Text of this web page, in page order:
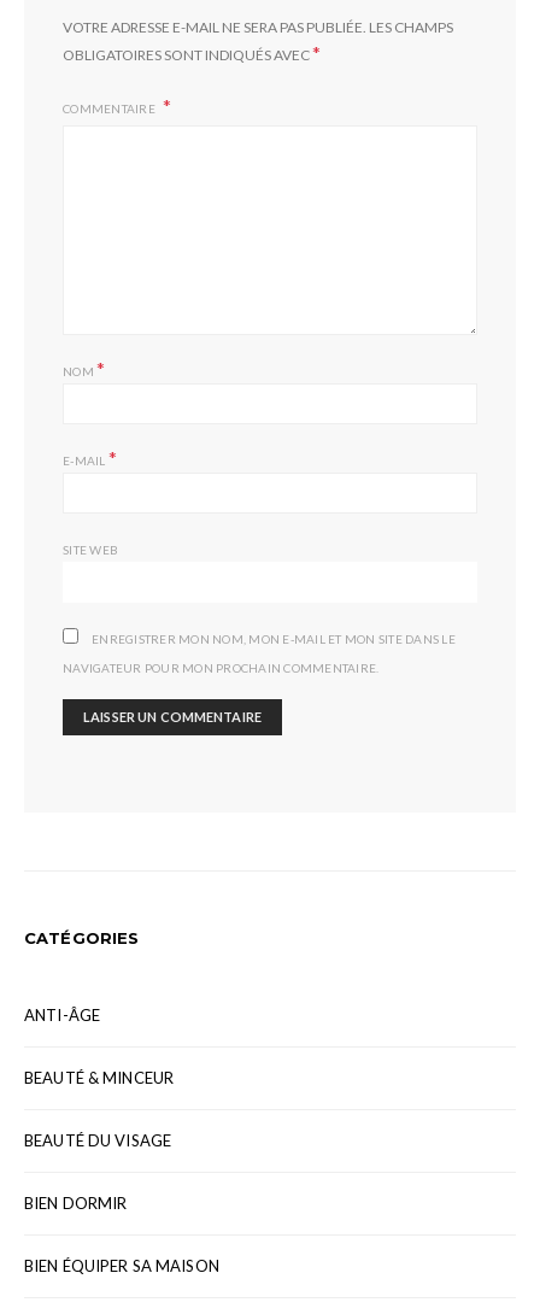
VOTRE ADRESSE E-MAIL NE SERA PAS PUBLIÉE. LES CHAMPS
OBLIGATOIRES SONT INDIQUÉS AVEC*
COMMENTAIRE
NOM *
E-MAIL *
SITE WEB
ENREGISTRER MON NOM, MON E-MAIL ET MON SITE DANS LE
NAVIGATEUR POUR MON PROCHAIN COMMENTAIRE.
CATÉGORIES
ANTI-ÂGE
BEAUTÉ & MINCEUR
BEAUTÉ DU VISAGE
BIEN DORMIR
BIEN ÉQUIPER SA MAISON